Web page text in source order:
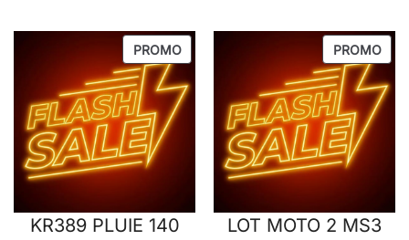
PROMOPRODUIT
PROMOTION
KR389 PLUIE 140
PROMO
LOT MOTO 2 MS3